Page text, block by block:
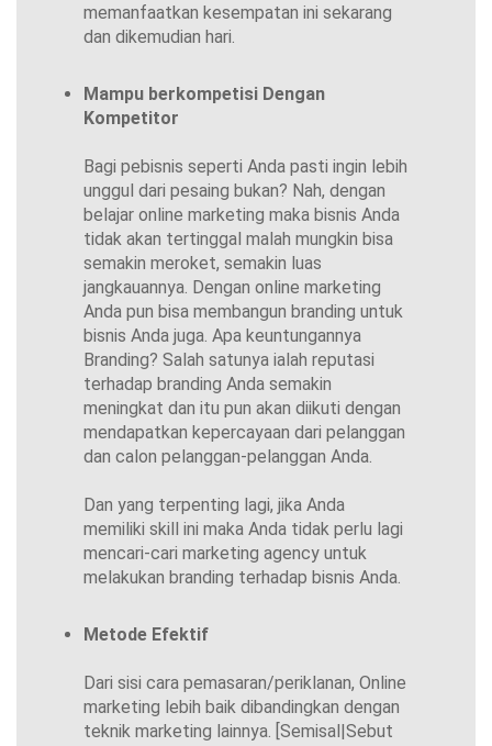
memanfaatkan kesempatan ini sekarang
dan dikemudian hari.
Mampu berkompetisi Dengan
Kompetitor
Bagi pebisnis seperti Anda pasti ingin lebih
unggul dari pesaing bukan? Nah, dengan
belajar online marketing maka bisnis Anda
tidak akan tertinggal malah mungkin bisa
semakin meroket, semakin luas
jangkauannya. Dengan online marketing
Anda pun bisa membangun branding untuk
bisnis Anda juga. Apa keuntungannya
Branding? Salah satunya ialah reputasi
terhadap branding Anda semakin
meningkat dan itu pun akan diikuti dengan
mendapatkan kepercayaan dari pelanggan
dan calon pelanggan-pelanggan Anda.
Dan yang terpenting lagi, jika Anda
memiliki skill ini maka Anda tidak perlu lagi
mencari-cari marketing agency untuk
melakukan branding terhadap bisnis Anda.
Metode Efektif
Dari sisi cara pemasaran/periklanan, Online
marketing lebih baik dibandingkan dengan
teknik marketing lainnya. [Semisal|Sebut